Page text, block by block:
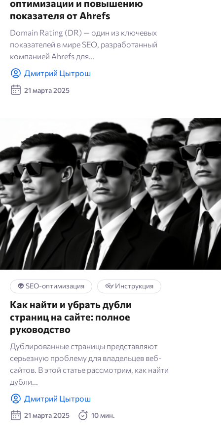
оптимизации и повышению
показателя от Ahrefs
Domain Rating (DR) — один из ключевых
показателей в мире SEO, разработанный
компанией Ahrefs для...
Дмитрий Цытрош
21 марта 2025
👽 SEO-оптимизация 👓 Инструкция
Как найти и убрать дубли
страниц на сайте: полное
руководство
Дублированные страницы представляют
серьезную проблему для владельцев веб-
сайтов. В этой статье рассмотрим, как найти
дубли...
Дмитрий Цытрош
21 марта 2025 10 мин.